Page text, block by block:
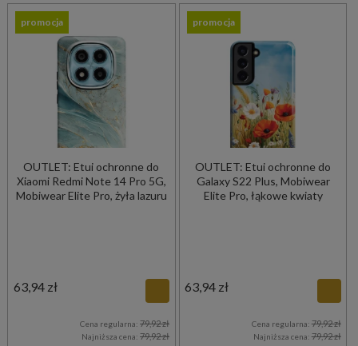
OUTLET: Etui ochronne do
Xiaomi Redmi Note 14 Pro 5G,
Mobiwear Elite Pro, żyła lazuru
63,94 zł
Cena regularna:79,92 zł
Najniższa cena:79,92 zł
promocja
OUTLET: Etui ochronne do
Galaxy S22 Plus, Mobiwear
Elite Pro, łąkowe kwiaty
63,94 zł
Cena regularna: 79,92 zł
Najniższa cena: 79,92 zł
promocja